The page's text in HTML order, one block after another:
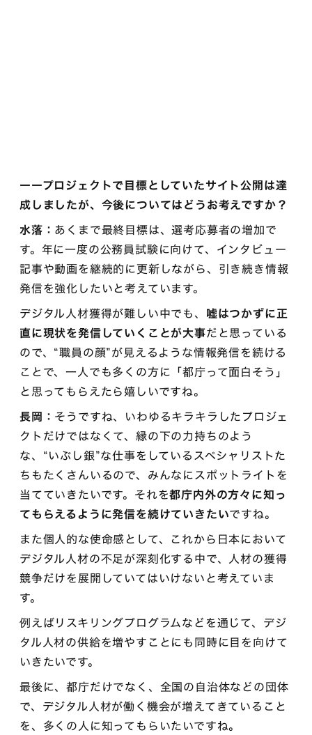
ーープロジェクトで目標としていたサイト公開は達
成しましたが、今後についてはどうお考えですか？
水落： あくまで最終目標は、選考応募者の増加で
す。年に一度の公務員試験に向けて、インタビュー
記事や動画を継続的に更新しながら、引き続き情報
発信を強化したいと考えています。
デジタル人材獲得が難しい中でも、 嘘はつかずに正
直に現状を発信していくことが大事だと思っている
ので、“職員の顔”が見えるような情報発信を続ける
ことで、一人でも多くの方に「都庁って面白そう」
と思ってもらえたら嬉しいですね。
長岡： そうですね、いわゆるキラキラしたプロジェ
クトだけではなくて、縁の下の力持ちのよう
な、“いぶし銀”な仕事をしているスペシャリストた
ちもたくさんいるので、みんなにスポットライトを
当てていきたいです。それを都庁内外の方々に知っ
てもらえるように発信を続けていきたいですね。
また個人的な使命感として、これから日本において
デジタル人材の不足が深刻化する中で、人材の獲得
競争だけを展開していてはいけないと考えていま
す。
例えばリスキリングプログラムなどを通じて、デジ
タル人材の供給を増やすことにも同時に目を向けて
いきたいです。
最後に、都庁だけでなく、全国の自治体などの団体
で、デジタル人材が働く機会が増えてきていること
を、多くの人に知ってもらいたいですね。